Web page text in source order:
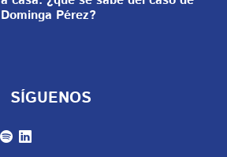
Dominga Pérez?
SÍGUENOS